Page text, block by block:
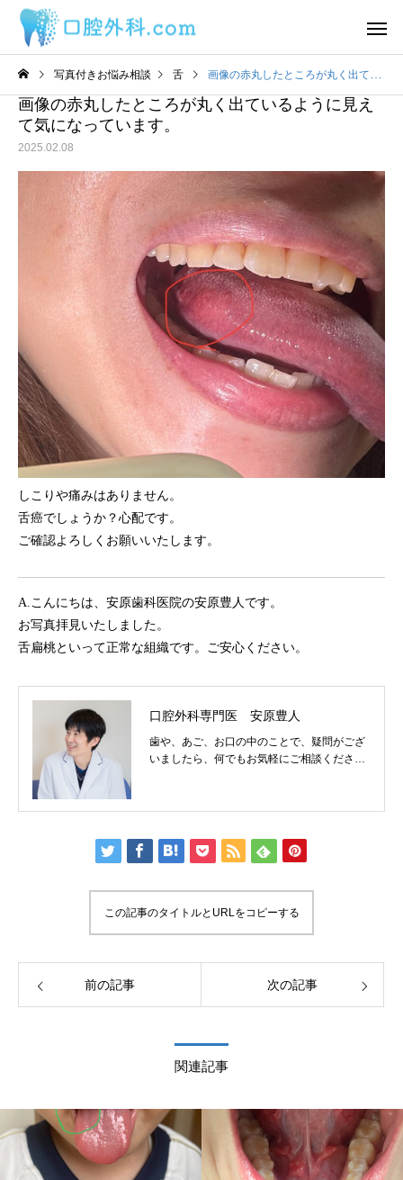
サービスサンプル4 サービスサ
舌
2日前から丸印の所に痛み
があります。
舌
舌の裏に口内炎ができ
うな感覚があるのです
目視ではよくわかりま
ん。
写真付きお悩み相談 舌 画像の赤丸したところが丸く出ているように見えて気になっています。
画像の赤丸したところが丸く出ているように見え
て気になっています。
2025.02.08
しこりや痛みはありません。
舌癌でしょうか？心配です。
ご確認よろしくお願いいたします。
A.こんにちは、安原歯科医院の安原豊人です。
お写真拝見いたしました。
舌扁桃といって正常な組織です。ご安心ください。
口腔外科専門医 安原豊人
歯や、あご、お口の中のことで、疑問がござ
いましたら、何でもお気軽にご相談くださ
この記事のタイトルとURLをコピーする
前の記事 次の記事
関連記事